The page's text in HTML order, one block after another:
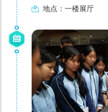
地点：一楼展厅